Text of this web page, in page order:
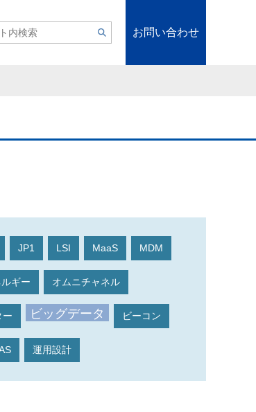
お問い合わせ
JP1 LSI MaaS MDM
ギー オムニチャネル
ー ビッグデータ ビーコン
運用設計